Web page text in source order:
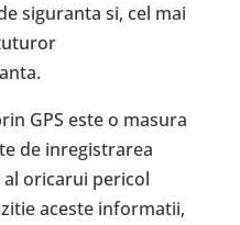
siguranta si, cel mai
GPS este o masura
de inregistrarea
oricarui pericol
aceste informatii,